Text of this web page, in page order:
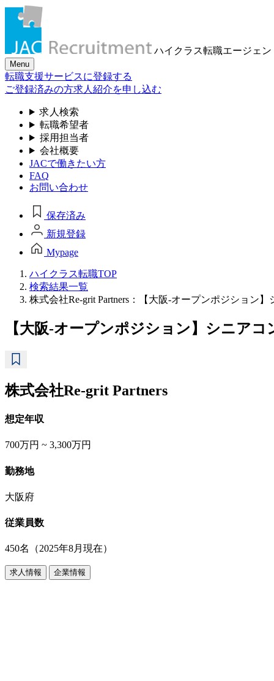
ハイクラス転職エージェン
Menu
転職支援サービスに登録する
ご登録済みの方求人紹介を申し込む
求人検索
転職希望者
採用担当者
会社概要
JACで働きたい方
FAQ
お問い合わせ
保存済み
新規登録
Mypage
ハイクラス転職TOP
検索結果一覧
株式会社Re-grit Partners：【大阪‐オープンポジション
【大阪‐オープンポジション】シニア
株式会社Re-grit Partners
想定年収
700万円 ~ 3,300万円
勤務地
大阪府
従業員数
450名（2025年8月現在）
求人情報 企業情報